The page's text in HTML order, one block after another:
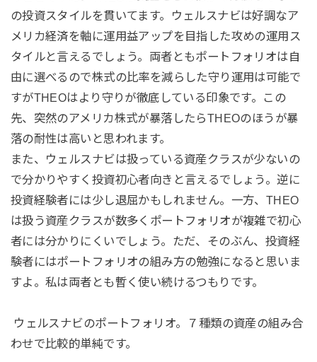
の投資スタイルを貫いてます。ウェルスナビは好調なア
メリカ経済を軸に運用益アップを目指した攻めの運用ス
タイルと言えるでしょう。両者ともポートフォリオは自
由に選べるので株式の比率を減らした守り運用は可能で
すがTHEOはより守りが徹底している印象です。この
先、突然のアメリカ株式が暴落したらTHEOのほうが暴
落の耐性は高いと思われます。
また、ウェルスナビは扱っている資産クラスが少ないの
で分かりやすく投資初心者向きと言えるでしょう。逆に
投資経験者には少し退屈かもしれません。一方、THEO
は扱う資産クラスが数多くポートフォリオが複雑で初心
者には分かりにくいでしょう。ただ、そのぶん、投資経
験者にはポートフォリオの組み方の勉強になると思いま
すよ。私は両者とも暫く使い続けるつもりです。
ウェルスナビのポートフォリオ。７種類の資産の組み合
わせで比較的単純です。